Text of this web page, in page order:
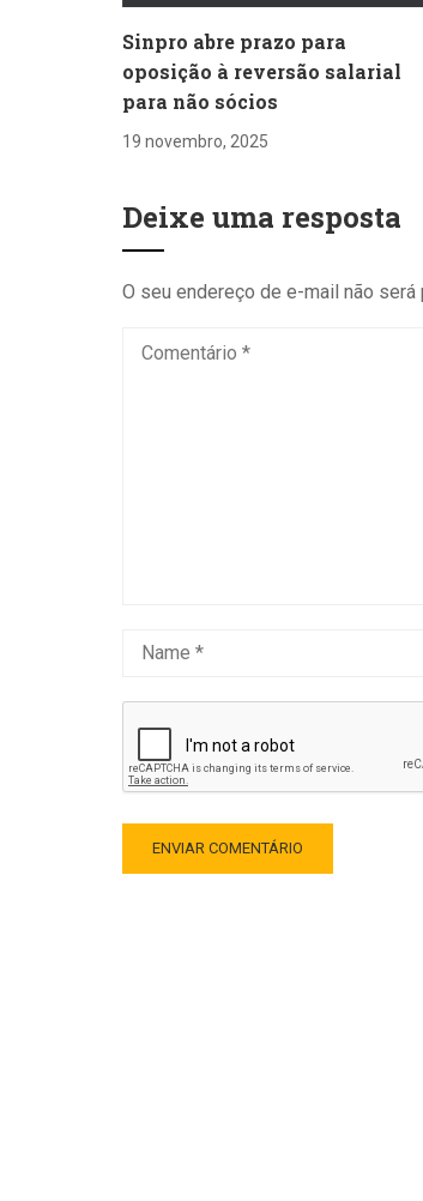
Sinpro abre prazo para
oposição à reversão salarial
para não sócios
19 novembro, 2025
Deixe uma resposta
O seu endereço de e-mail não será